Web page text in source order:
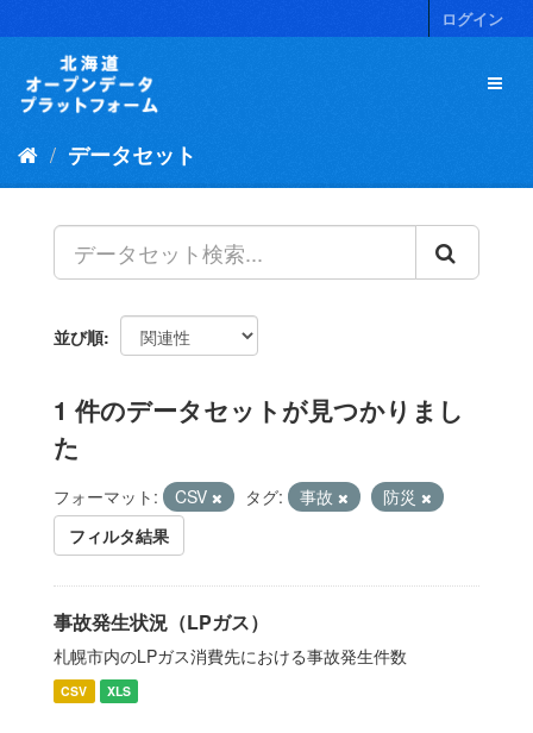
キ
ログイン
データセット
並び順
1 件のデータセットが見つかりまし
た
フォーマット: CSV タグ: 事故
防災
フィルタ結果
事故発生状況（LPガス）
札幌市内のLPガス消費先における事故発生件数
CSV XLS